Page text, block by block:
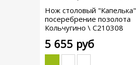
Нож столовый "Капелька"
посеребрение позолота
Кольчугино \ С210308
5 655 руб